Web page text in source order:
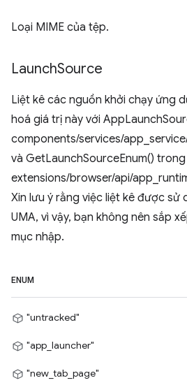
Loại MIME của tệp.
LaunchSource
Liệt kê các nguồn khởi chạy ứng
hoá giá trị này với
components/services/
và GetLaunchSourceEnum() trong
extensions/browser/api/
Xin lưu ý rằng việc liệt kê được sử
UMA, vì vậy, bạn không nên sắp
mục nhập.
ENUM
"untracked"
"app_launcher"
"new_tab_page"